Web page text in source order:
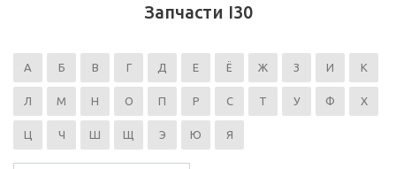
Запчасти I30
А Б В Г Д Е Ё Ж З И К
Л М Н О П Р С Т У Ф Х
Ц Ч Ш Щ Э Ю Я